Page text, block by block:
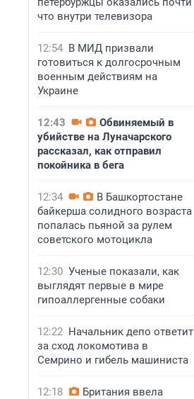
что внутри телевизора
12:54 В МИД призвали
готовиться к долгосрочным
военным действиям на
Украине
12:43
Обвиняемый в
убийстве на Луначарского
рассказал, как отправил
покойника в бега
12:34
В Башкортостане
байкерша солидного возраста
попалась пьяной за рулем
советского мотоцикла
12:30 Ученые показали, как
выглядят первые в мире
гипоаллергенные собаки
12:22 Начальник депо ответит
за сход локомотива в
Семрино и гибель машиниста
12:18
Британия ввела